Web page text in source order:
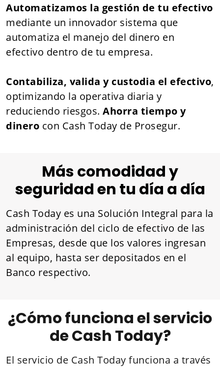
Automatizamos la gestión de tu efectivo
mediante un innovador sistema que
automatiza el manejo del dinero en
efectivo dentro de tu empresa.
Contabiliza, valida y custodia el efectivo,
optimizando la operativa diaria y
reduciendo riesgos. Ahorra tiempo y
dinero con Cash Today de Prosegur.
Más comodidad y
seguridad en tu día a día
Cash Today es una Solución Integral para la
administración del ciclo de efectivo de las
Empresas, desde que los valores ingresan
al equipo, hasta ser depositados en el
Banco respectivo.
¿Cómo funciona el servicio
de Cash Today?
El servicio de Cash Today funciona a través